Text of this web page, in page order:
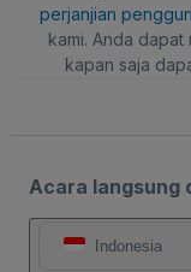
perjanjian
kami. Anda dapat
kapan saja
Acara langsung
Indonesia